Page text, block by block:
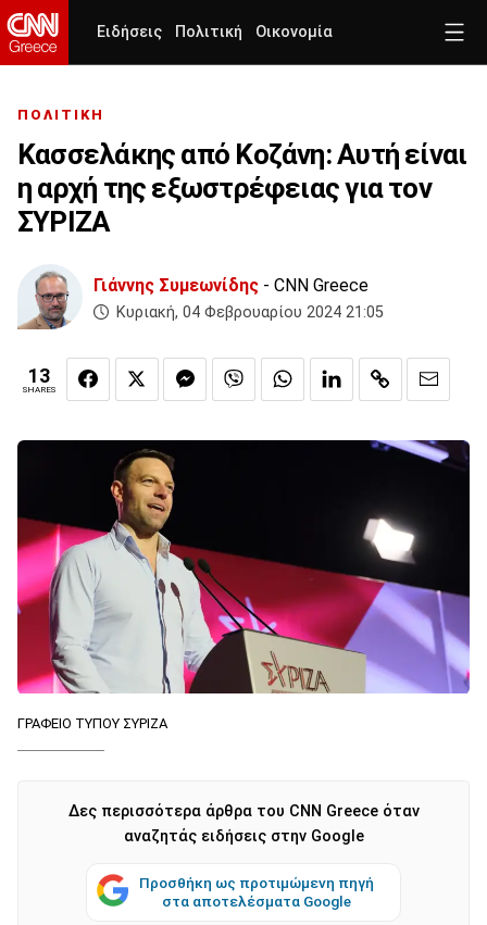
Ειδήσεις Πολιτική Οικονομία
ΠΟΛΙΤΙΚΗ
Κασσελάκης από Κοζάνη: Αυτή είναι
η αρχή της εξωστρέφειας για τον
ΣΥΡΙΖΑ
Γιάννης Συμεωνίδης - CNN Greece
Κυριακή, 04 Φεβρουαρίου 2024 21:05
13
SHARES
ΓΡΑΦΕΙΟ ΤΥΠΟΥ ΣΥΡΙΖΑ
Δες περισσότερα άρθρα του CNN Greece όταν
αναζητάς ειδήσεις στην Google
Προσθήκη ως προτιμώμενη πηγή
στα αποτελέσματα Google